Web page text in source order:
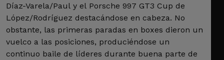
Díaz-Varela/Paul y el Porsche 997 GT3 Cup de
López/Rodríguez destacándose en cabeza. No
obstante, las primeras paradas en boxes dieron un
vuelco a las posiciones, produciéndose un
continuo baile de líderes durante buena parte de